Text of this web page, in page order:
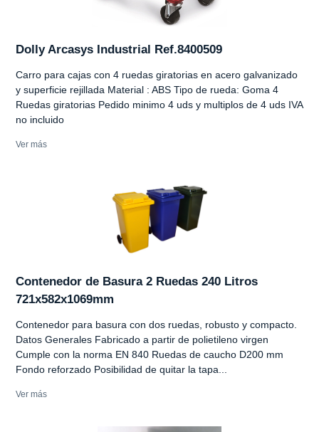
Dolly Arcasys Industrial Ref.8400509
Carro para cajas con 4 ruedas giratorias en acero galvanizado
y superficie rejillada Material : ABS Tipo de rueda: Goma 4
Ruedas giratorias Pedido minimo 4 uds y multiplos de 4 uds IVA
no incluido
Ver más
Contenedor de Basura 2 Ruedas 240 Litros
721x582x1069mm
Contenedor para basura con dos ruedas, robusto y compacto.
Datos Generales Fabricado a partir de polietileno virgen
Cumple con la norma EN 840 Ruedas de caucho D200 mm
Fondo reforzado Posibilidad de quitar la tapa...
Ver más